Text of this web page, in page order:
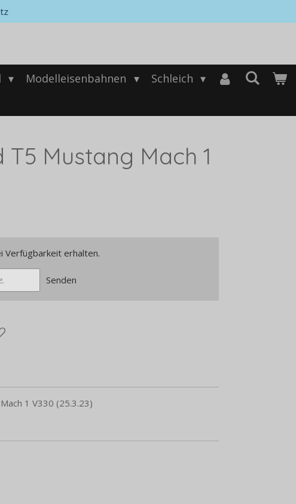
Modelleisenbahnen
Schleich
T5 Mustang Mach 1
Verfügbarkeit erhalten.
Senden
1 V330 (25.3.23)